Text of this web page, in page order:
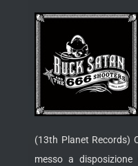
(13th Planet Records)
messo a